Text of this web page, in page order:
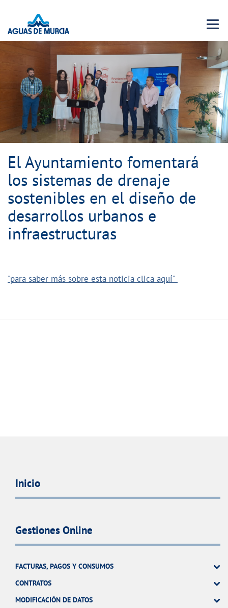
Menu
El Ayuntamiento fomentará
los sistemas de drenaje
sostenibles en el diseño de
desarrollos urbanos e
infraestructuras
"para saber más sobre esta noticia clica aquí"
Inicio
Gestiones Online
FACTURAS, PAGOS Y CONSUMOS
CONTRATOS
MODIFICACIÓN DE DATOS